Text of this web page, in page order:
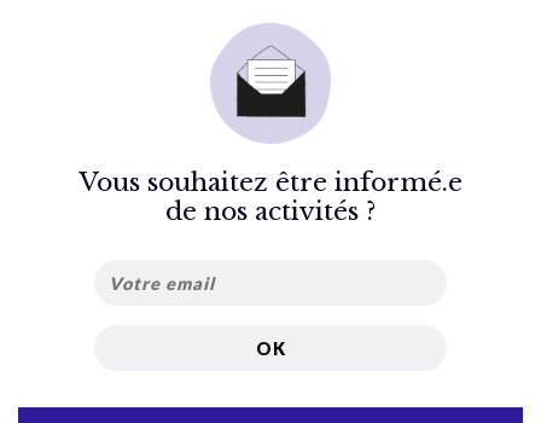
Vous souhaitez être informé.e
de nos activités ?